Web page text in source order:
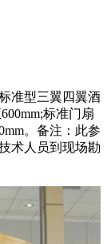
准型三翼四翼酒
标准门扇
。备注：此参
术人员到现场勘